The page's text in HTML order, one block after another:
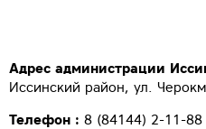
Адрес администрации
Иссинский район, ул.
Телефон : 8 (84144) 2-11-88